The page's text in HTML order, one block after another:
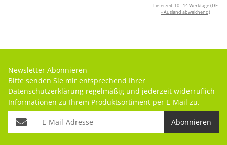
Lieferzeit: 10 - 14 Werktage(DE
- Ausland abweichend)
Newsletter Abonnieren
Bitte senden Sie mir entsprechend Ihrer
Datenschutzerklärung regelmäßig und jederzeit widerruflich
Informationen zu Ihrem Produktsortiment per E-Mail zu.
Abonnieren